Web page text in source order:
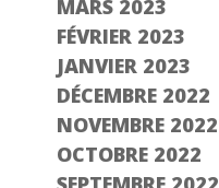
MARS 2023
FÉVRIER 2023
JANVIER 2023
DÉCEMBRE 2022
NOVEMBRE 2022
OCTOBRE 2022